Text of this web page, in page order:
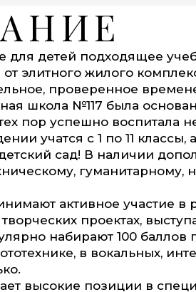
для детей подходящее
элитного жилого
проверенное
школа №117 была
пор успешно воспитала
учатся с 1 по 11
сад! В наличии
гуманитарному,
активное участие в
проектах,
набирают 100 баллов
в вокальных,
высокие позиции в